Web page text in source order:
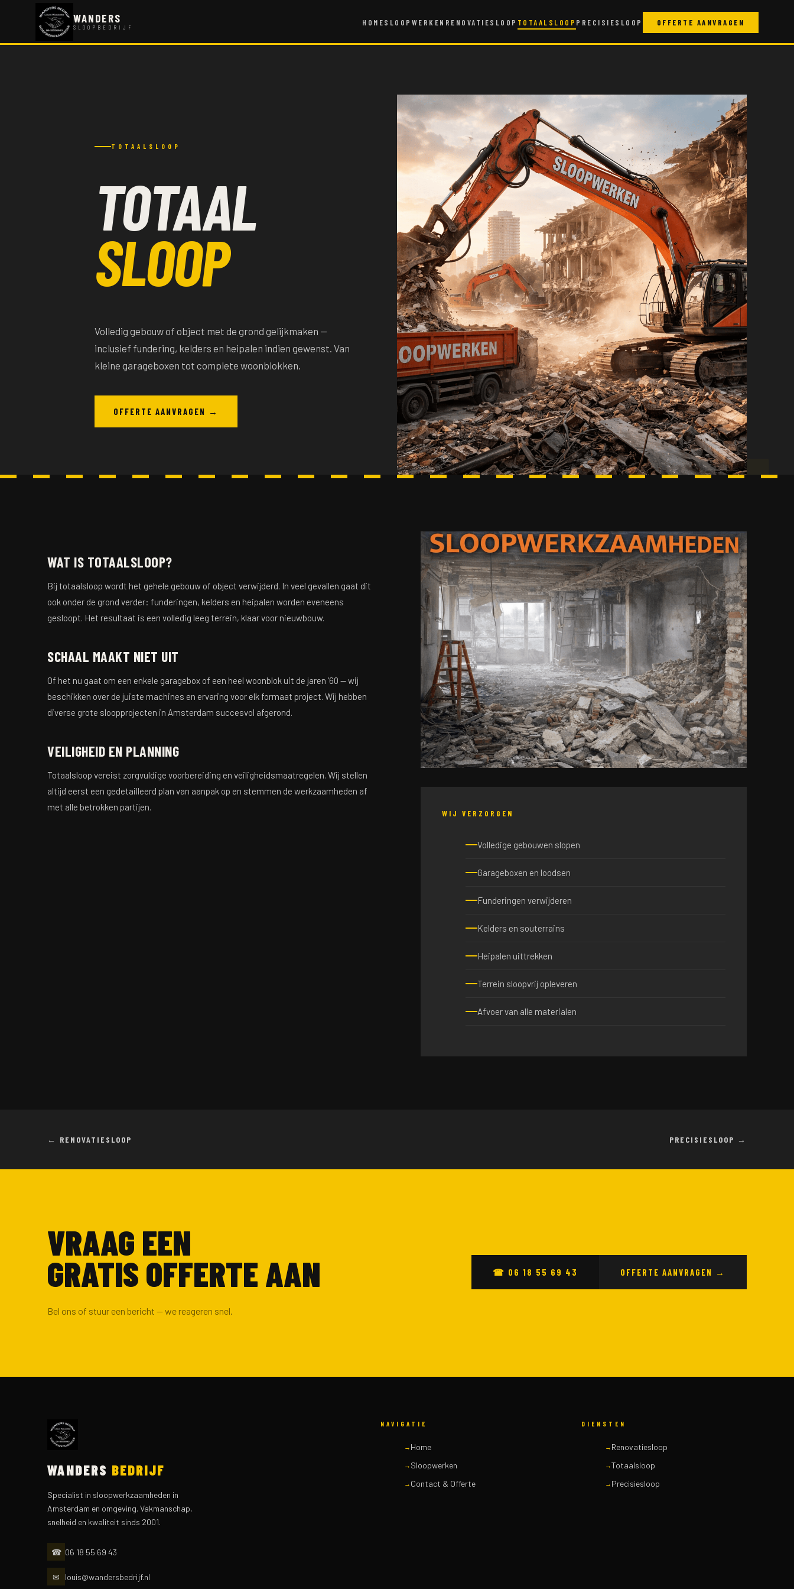
WANDERS
SLOOPBEDRIJF
HOMESLOOPWERKEN RENOVATIESLOOP TOTAALSLOOP PRECISIESLOOP OFFERTE AANVRAGEN
TOTAAL
TOTAALSLOOP
TOTAAL
SLOOP
Volledig gebouw of object met de grond gelijkmaken —
inclusief fundering, kelders en heipalen indien gewenst. Van
kleine garageboxen tot complete woonblokken.
OFFERTE AANVRAGEN →
WAT IS TOTAALSLOOP?
Bij totaalsloop wordt het gehele gebouw of object verwijderd. In veel gevallen gaat dit
ook onder de grond verder: funderingen, kelders en heipalen worden eveneens
gesloopt. Het resultaat is een volledig leeg terrein, klaar voor nieuwbouw.
SCHAAL MAAKT NIET UIT
Of het nu gaat om een enkele garagebox of een heel woonblok uit de jaren ’60 — wij
beschikken over de juiste machines en ervaring voor elk formaat project. Wij hebben
diverse grote sloopprojecten in Amsterdam succesvol afgerond.
VEILIGHEID EN PLANNING
Totaalsloop vereist zorgvuldige voorbereiding en veiligheidsmaatregelen. Wij stellen
altijd eerst een gedetailleerd plan van aanpak op en stemmen de werkzaamheden af
met alle betrokken partijen.
WIJ VERZORGEN
Volledige gebouwen slopen
Garageboxen en loodsen
Funderingen verwijderen
Kelders en souterrains
Heipalen uittrekken
Terrein sloopvrij opleveren
Afvoer van alle materialen
← RENOVATIESLOOP PRECISIESLOOP →
VRAAG EEN
GRATIS OFFERTE AAN
Bel ons of stuur een bericht — we reageren snel.
☎ 06 18 55 69 43 OFFERTE AANVRAGEN →
WANDERS BEDRIJF
Specialist in sloopwerkzaamheden in
Amsterdam en omgeving. Vakmanschap,
snelheid en kwaliteit sinds 2001.
☎ 06 18 55 69 43
✉ louis@wandersbedrijf.nl
NAVIGATIE
Home
Sloopwerken
Contact & Offerte
DIENSTEN
Renovatiesloop
Totaalsloop
Precisiesloop